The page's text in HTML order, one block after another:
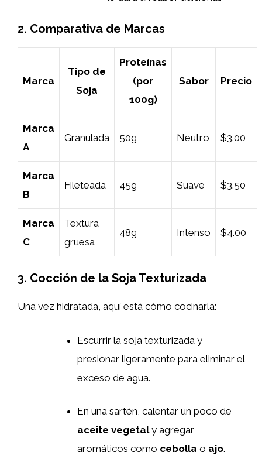
2. Comparativa de Marcas
Marca
Tipo de
Soja
Proteínas
(por
100g)
Sabor Precio
Marca
A
Granulada 50g Neutro $3.00
Marca
B
Fileteada 45g Suave $3.50
Marca
C
Textura
gruesa
48g Intenso $4.00
3. Cocción de la Soja Texturizada
Una vez hidratada, aquí está cómo cocinarla:
Escurrir la soja texturizada y
presionar ligeramente para eliminar el
exceso de agua.
En una sartén, calentar un poco de
aceite vegetaly agregar
aromáticos como cebolla o ajo.